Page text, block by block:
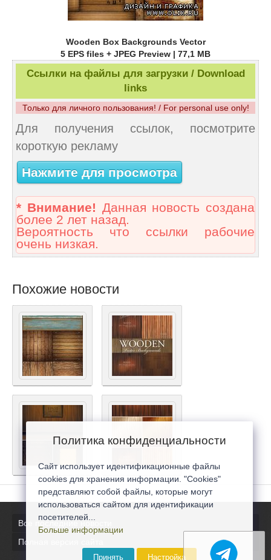
Wooden Box Backgrounds Vector
5 EPS files + JPEG Preview | 77,1 MB
Ссылки на файлы для загрузки / Download
links
Только для личного пользования! / For personal use only!
Для получения ссылок, посмотрите
короткую рекламу
Нажмите для просмотра
* Внимание! Данная новость создана
более 2 лет назад.
Вероятность что ссылки рабочие
очень низкая.
Похожие новости
Все последние новости
Полная версия сайта
Политика конфиденциальности
Сайт использует идентификационные файлы
cookies для хранения информации. "Cookies"
представляют собой файлы, которые могут
использоваться сайтом для идентификации
посетителей...
Больше информации
Принять Настройка